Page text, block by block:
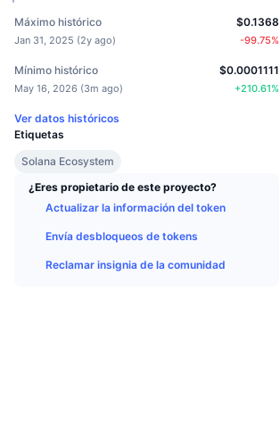
Máximo histórico
Jan 31, 2025 (2y ago)
$0.1368
-99.75%
Mínimo histórico
May 16, 2026 (3m ago)
$0.0001111
+210.61%
Ver datos históricos
Etiquetas
Solana Ecosystem
¿Eres propietario de este proyecto?
Actualizar la información del token
Envía desbloqueos de tokens
Reclamar insignia de la comunidad